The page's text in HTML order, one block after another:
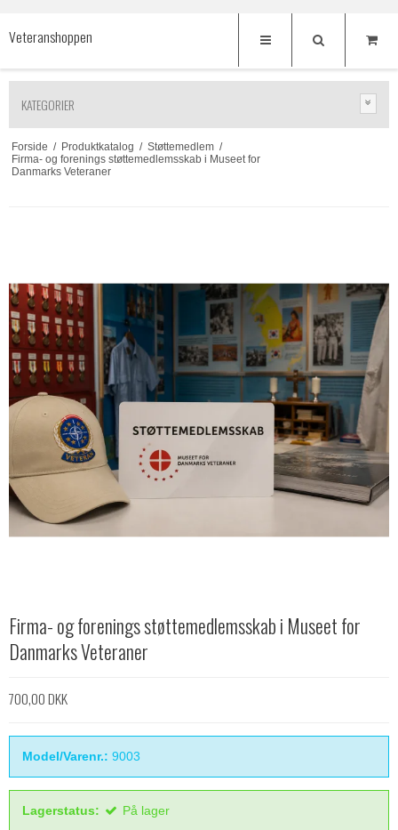
Veteranshoppen
KATEGORIER
Forside / Produktkatalog / Støttemedlem /
Firma- og forenings støttemedlemsskab i Museet for
Danmarks Veteraner
Firma- og forenings støttemedlemsskab i Museet for
Danmarks Veteraner
700,00 DKK
Model/Varenr.: 9003
Lagerstatus: På lager